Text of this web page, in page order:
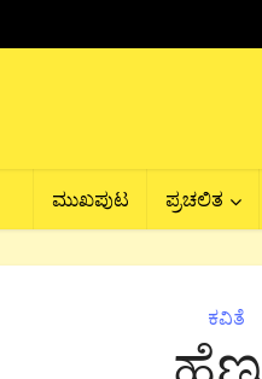
ಮುಖಪುಟ ಪ್ರಚಲಿತ
ಕವಿತೆ